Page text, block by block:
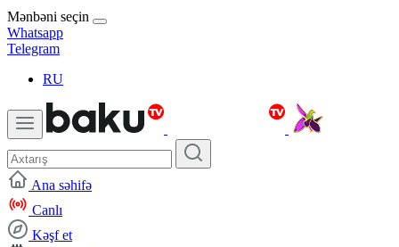
Mənbəni seçin
Whatsapp
Telegram
RU
Ana səhifə
Canlı
Kəşf et